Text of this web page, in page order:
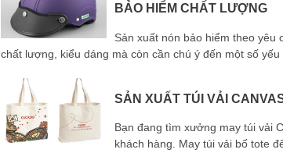
BẢO HIỂM CHẤT LƯỢNG
Sản xuất nón bảo hiểm theo yêu
chất lượng, kiểu dáng mà còn cần chú ý đến một số yếu
SẢN XUẤT TÚI VẢI
Bạn đang tìm xưởng may túi vải
khách hàng. May túi vải bố tote